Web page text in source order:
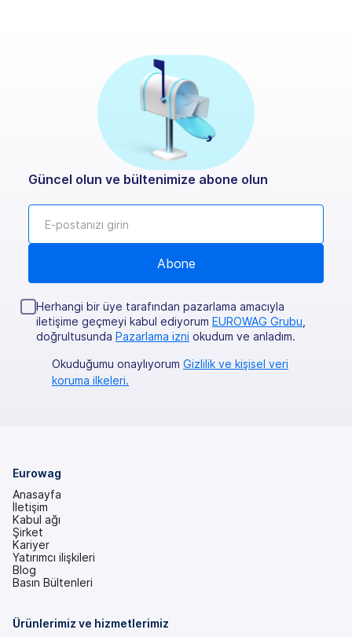
Güncel olun ve bültenimize abone olun
Herhangi bir üye tarafından pazarlama amacıyla
iletişime geçmeyi kabul ediyorum EUROWAG Grubu
doğrultusunda Pazarlama izni okudum ve anladım.
Okuduğumu onaylıyorum Gizlilik ve kişisel veri
koruma ilkeleri.
Eurowag
Anasayfa
İletişim
Kabul ağı
Şirket
Kariyer
Yatırımcı ilişkileri
(yeni
bir
Blog
Basın Bültenleri
Ürünlerimiz ve hizmetlerimiz